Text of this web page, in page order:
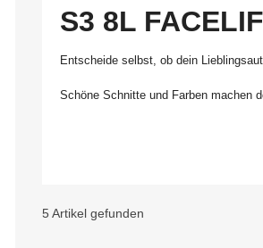
S3 8L
Entscheide selbst, ob dein
Schöne Schnitte und Farben machen
5 Artikel gefunden